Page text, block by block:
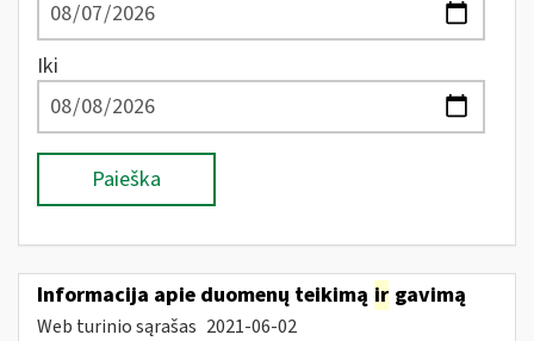
Iki
Paieška
Informacija apie duomenų teikimą ir gavimą
Web turinio sąrašas 2021-06-02